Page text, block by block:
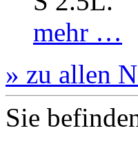
mehr …
» zu allen
Sie